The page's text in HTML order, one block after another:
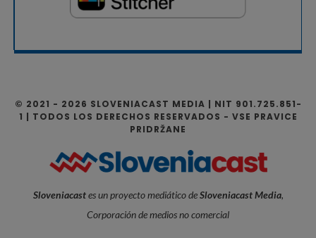
© 2021 - 2026 SLOVENIACAST MEDIA | NIT 901.725.851-
1 | TODOS LOS DERECHOS RESERVADOS - VSE PRAVICE
PRIDRŽANE
Sloveniacastes un proyecto mediático deSloveniacast Media,
Corporación de medios no comercial